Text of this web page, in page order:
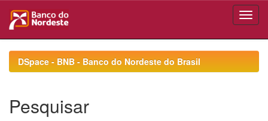
navigationDSpace - BNB - Banco do Nordeste do Brasil
Pesquisar